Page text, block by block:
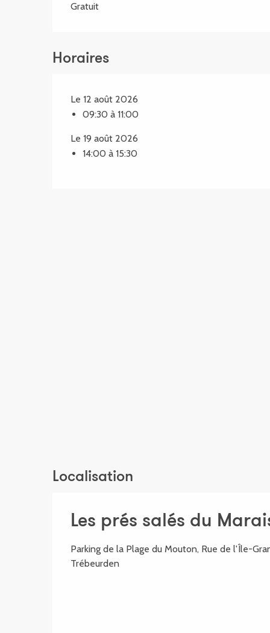
Gratuit
Horaires
Le 12 août 2026
09:30 à 11:00
Le 19 août 2026
14:00 à 15:30
Localisation
Les prés salés du
Parking de la Plage du Mouton, Rue de l'Île-
Trébeurden